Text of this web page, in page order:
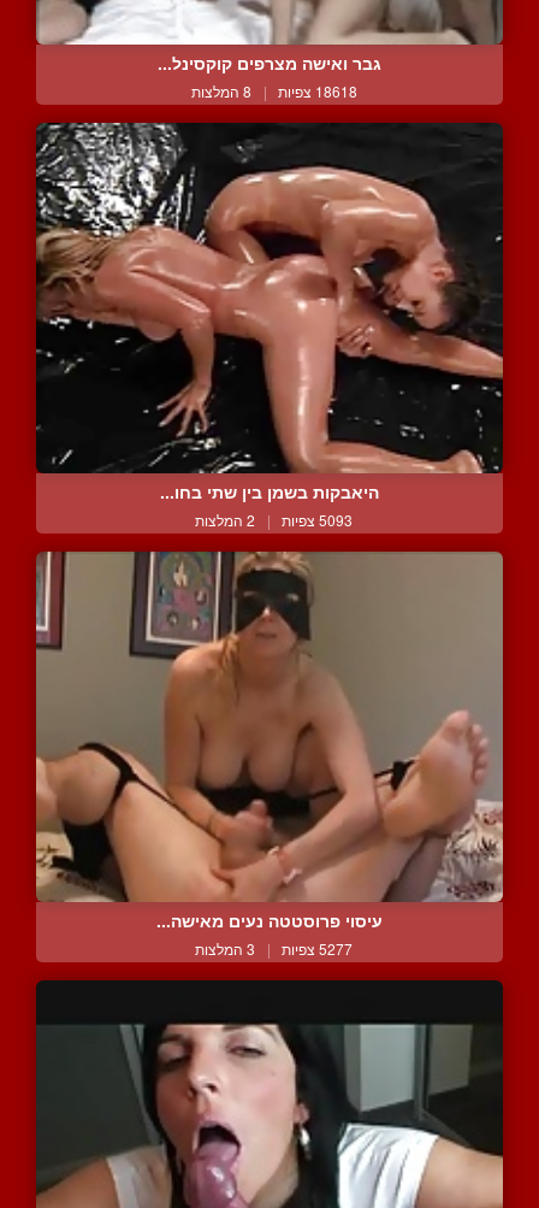
גבר ואישה מצרפים קוקסינל...
18618 צפיות | 8 המלצות
היאבקות בשמן בין שתי בחו...
5093 צפיות | 2 המלצות
עיסוי פרוסטטה נעים מאישה...
5277 צפיות | 3 המלצות